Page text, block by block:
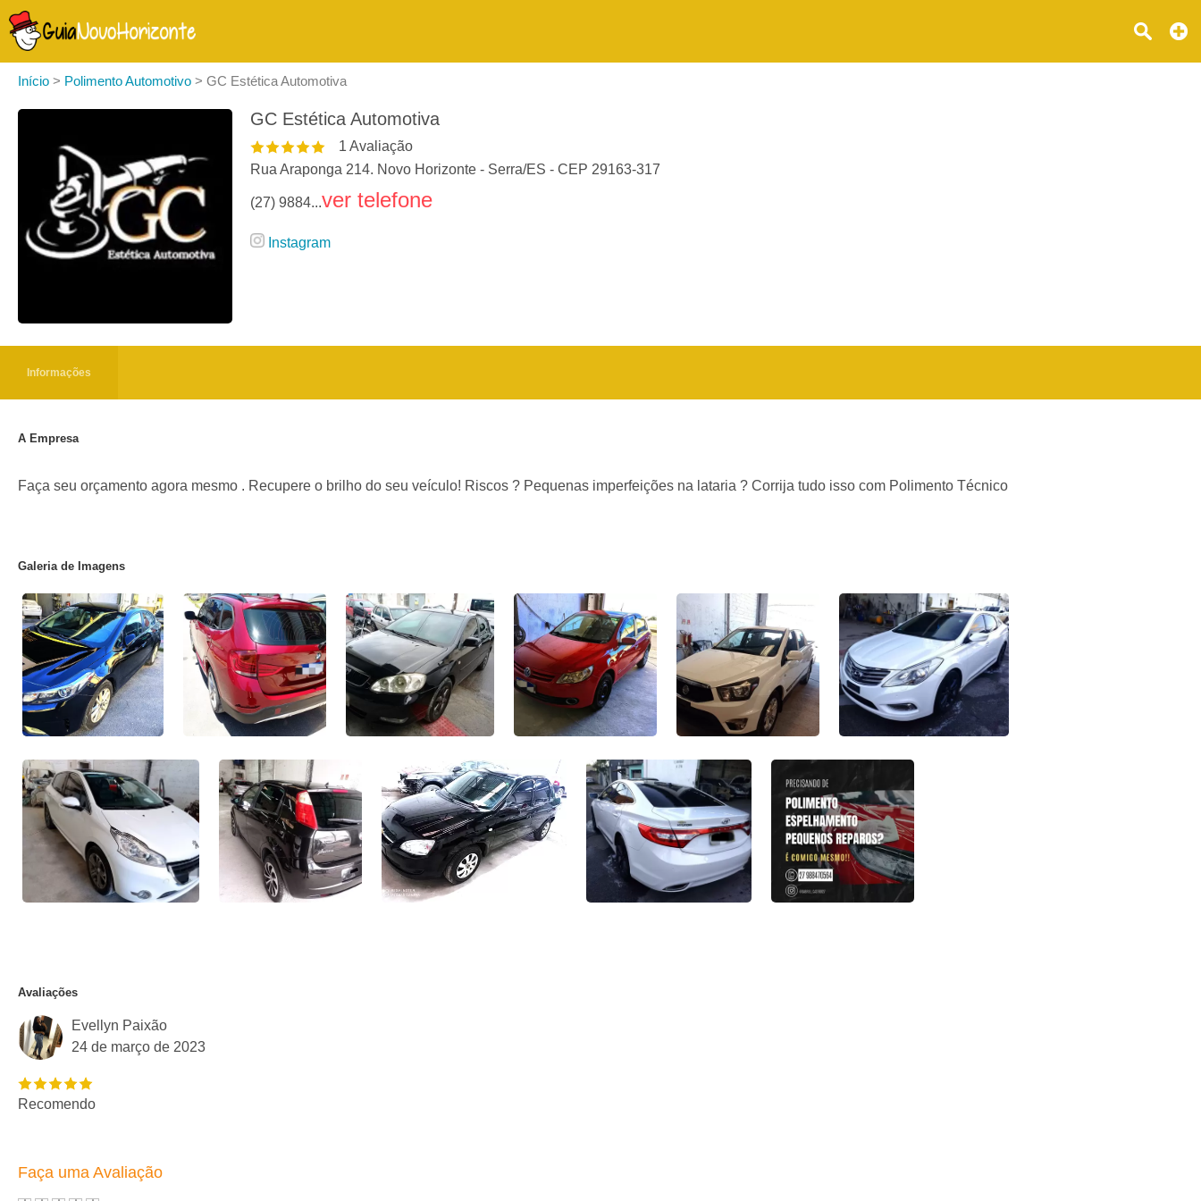
Início > Polimento Automotivo > GC Estética Automotiva
GC Estética Automotiva
1 Avaliação
Rua Araponga 214. Novo Horizonte - Serra/ES - CEP 29163-317
(27) 9884...ver telefone
Instagram
Informações
A Empresa
Faça seu orçamento agora mesmo . Recupere o brilho do seu veículo! Riscos ? Pequenas imperfeições na lataria ? Corrija tudo isso com Polimento Técnico
Galeria de Imagens
Avaliações
Evellyn Paixão
24 de março de 2023
Recomendo
Faça uma Avaliação